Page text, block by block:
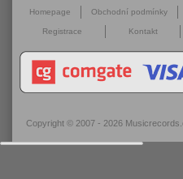
Homepage Obchodní podmínky
Registrace Kontakt
Copyright © 2007 - 2026